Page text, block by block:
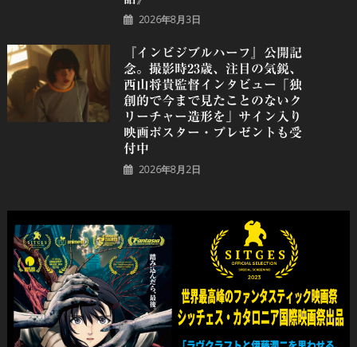
2026年8月3日
『インビジブルハーフ』公開記
念。撮影時23歳、注目の気鋭、
⻄⼭将貴監督インタビュー「独
創的で今まで見たことのないク
リーチャー造形を」サイン入り
映画ポスター・プレゼントも受
付中
2026年8月2日